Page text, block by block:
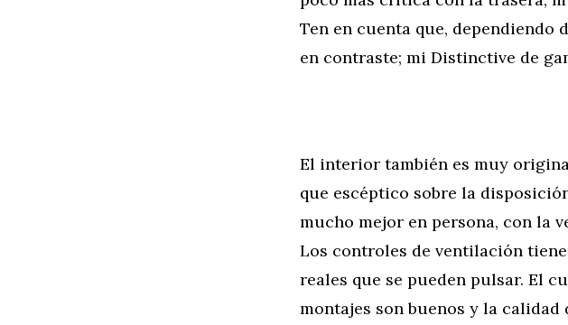
Ten en cuenta que, dependiendo
en contraste; mi Distinctive de
El interior también es muy
que escéptico sobre la
mucho mejor en persona, con la
Los controles de ventilación
reales que se pueden pulsar. El
montajes son buenos y la